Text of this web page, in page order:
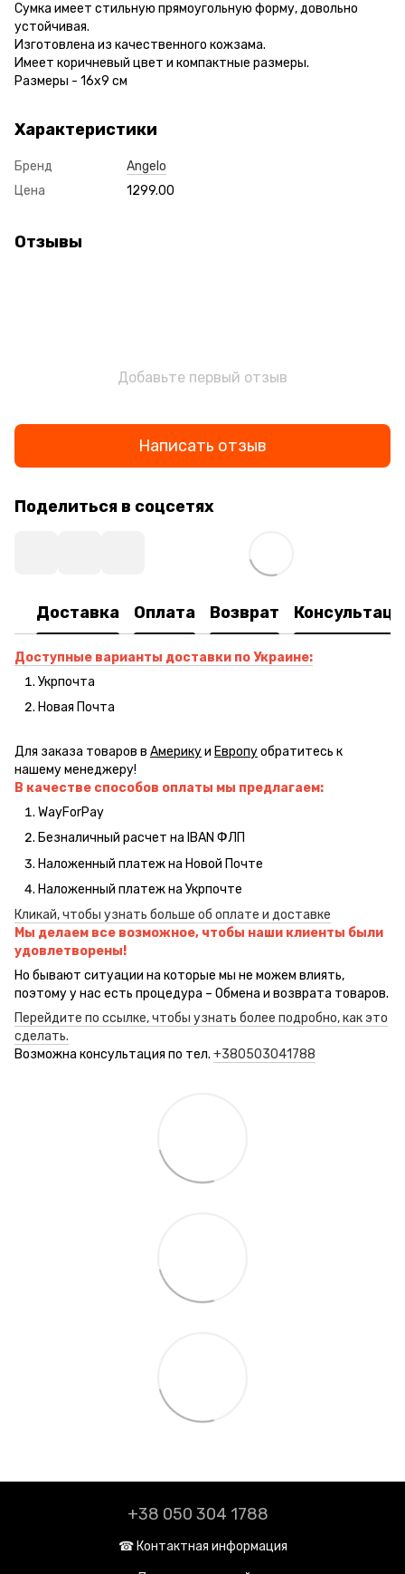
Сумка имеет стильную прямоугольную форму, довольно
устойчивая.
Изготовлена из качественного кожзама.
Имеет коричневый цвет и компактные размеры.
Размеры - 16х9 см
Характеристики
Бренд
Angelo
Цена
1299.00
Отзывы
Добавьте первый отзыв
Написать отзыв
Поделиться в соцсетях
Доставка Оплата Возврат
Доступные варианты доставки по Украине:
Укрпочта
Новая Почта
Для заказа товаров в Америкуи Европуобратитесь к
нашему менеджеру!
В качестве способов оплаты мы предлагаем:
WayForPay
Безналичный расчет на IBAN ФЛП
Наложенный платеж на Новой Почте
Наложенный платеж на Укрпочте
Кликай, чтобы узнать больше об оплате и доставке
Мы делаем все возможное, чтобы наши клиенты были
удовлетворены!
Но бывают ситуации на которые мы не можем влиять,
поэтому у нас есть процедура – Обмена и возврата товаров.
Перейдите по ссылке, чтобы узнать более подробно, как это
сделать.
Возможна консультация по тел. +380503041788
+38 050 304 1788
☎︎ Контактная информация